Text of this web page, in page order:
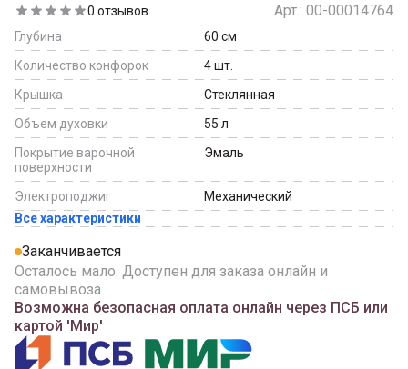
0 отзывов Арт.: 00-00014764
Глубина 60 см
Количество конфорок
4шт.
Крышка
Стеклянная
Объем духовки
55 л
Покрытие варочной
поверхности
Эмаль
Электроподжиг
Механический
Все характеристики
Заканчивается
Осталось мало. Доступен для заказа онлайн и
самовывоза.
Возможна безопасная оплата онлайн через ПСБ или
картой 'Мир'